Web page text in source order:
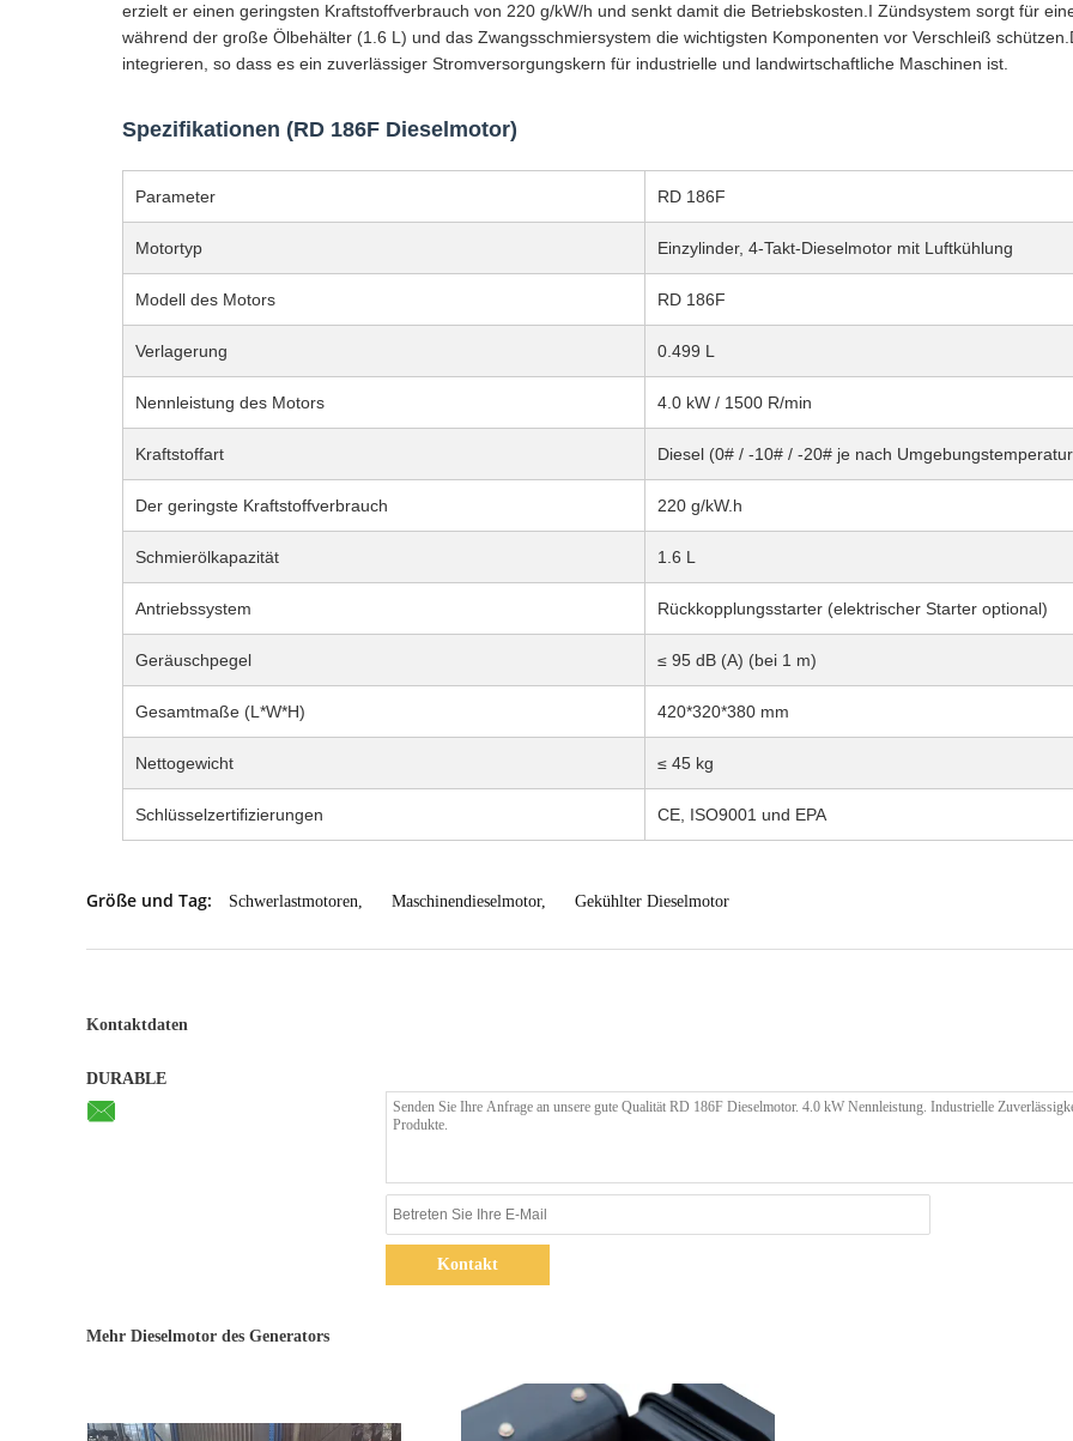
erzielt er einen geringsten Kraftstoffverbrauch von 220 g/kW/h und senkt damit die Betriebskosten.I Zündsystem sorgt für
während der große Ölbehälter (1.6 L) und das Zwangsschmiersystem die wichtigsten Komponenten vor Verschleiß
integrieren, so dass es ein zuverlässiger Stromversorgungskern für industrielle und landwirtschaftliche Maschinen ist.
Spezifikationen (RD 186F Dieselmotor)
Parameter RD 186F
Motortyp Einzylinder, 4-Takt-Dieselmotor mit Luftkühlung
Modell des Motors RD 186F
Verlagerung 0.499 L
Nennleistung des Motors 4.0 kW / 1500 R/min
Kraftstoffart Diesel (0# / -10# / -20# je nach
Der geringste Kraftstoffverbrauch 220 g/kW.h
Schmierölkapazität 1.6 L
Antriebssystem Rückkopplungsstarter (elektrischer Starter optional)
Geräuschpegel ≤ 95 dB (A) (bei 1 m)
Gesamtmaße (L*W*H) 420*320*380 mm
Nettogewicht ≤ 45 kg
Schlüsselzertifizierungen CE, ISO9001 und EPA
Größe und Tag: Schwerlastmotoren, Maschinendieselmotor, Gekühlter Dieselmotor
Kontaktdaten
DURABLE
Kontakt
Mehr Dieselmotor des Generators